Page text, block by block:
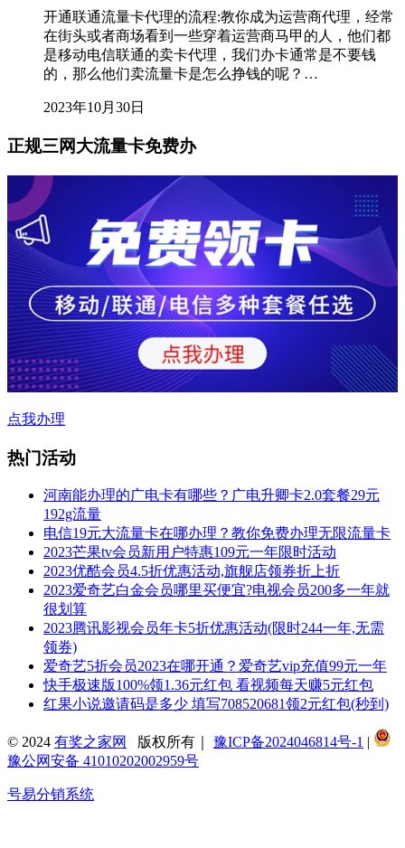
开通联通流量卡代理的流程:教你成为运营商代理，经常
在街头或者商场看到一些穿着运营商马甲的人，他们都
是移动电信联通的卖卡代理，我们办卡通常是不要钱
的，那么他们卖流量卡是怎么挣钱的呢？…
2023年10月30日
正规三网大流量卡免费办
点我办理
热门活动
河南能办理的广电卡有哪些？广电升卿卡2.0套餐29元
192g流量
电信19元大流量卡在哪办理？教你免费办理无限流量卡
2023芒果tv会员新用户特惠109元一年限时活动
2023优酷会员4.5折优惠活动,旗舰店领券折上折
2023爱奇艺白金会员哪里买便宜?电视会员200多一年就
很划算
2023腾讯影视会员年卡5折优惠活动(限时244一年,无需
领券)
爱奇艺5折会员2023在哪开通？爱奇艺vip充值99元一年
快手极速版100%领1.36元红包 看视频每天赚5元红包
红果小说邀请码是多少 填写708520681领2元红包(秒到)
© 2024 有奖之家网 版权所有｜ 豫ICP备2024046814号-1 |
豫公网安备 41010202002959号
号易分销系统